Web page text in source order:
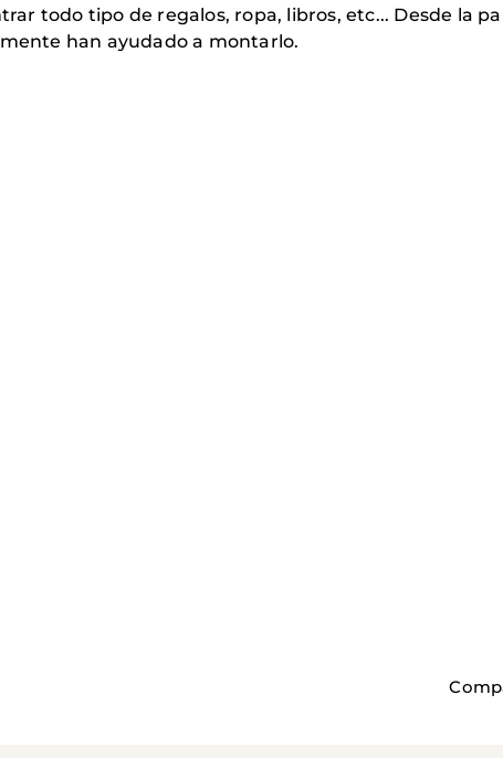
todo tipo de regalos, ropa, libros, etc... Desde la
han ayudado a montarlo.